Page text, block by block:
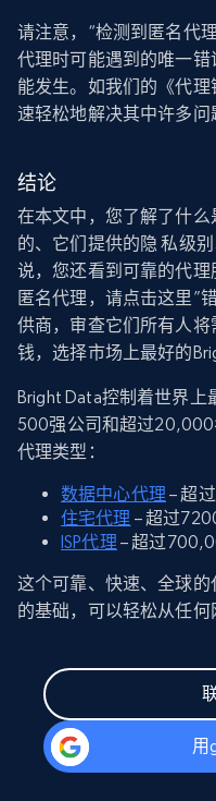
请注意，“检测到匿名代
代理时可能遇到的唯一
能发生。如我们的《代
速轻松地解决其中许多问
结论
在本文中，您了解了什
的、它们提供的隐 私级
说，您还看到可靠的代理
匿名代理，请点击这里”
供商，审查它们所有人
钱，选择市场上最好的
Bright Data控制着世界
500强公司和超过
代理类型：
数据中心代理 – 超
住宅代理 – 超过
ISP代理 – 超过
这个可靠、快速、全球
的基础，可以轻松从任何
用